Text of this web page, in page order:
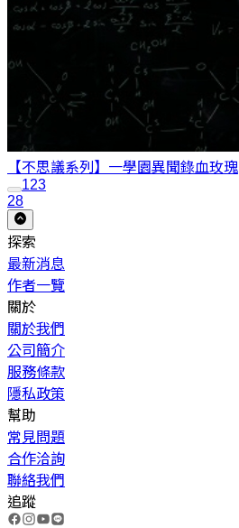
【不思議系列】一學園異聞錄血玫瑰
123
28
探索
最新消息
作者一覽
關於
關於我們
公司簡介
服務條款
隱私政策
幫助
常見問題
合作洽詢
聯絡我們
追蹤